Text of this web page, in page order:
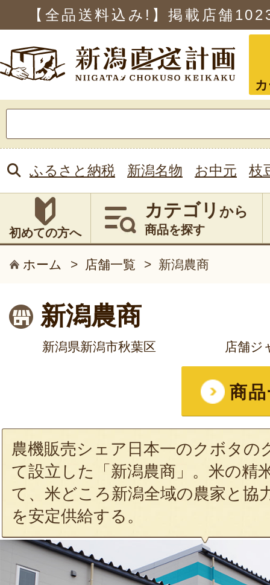
【全品送料込み!】掲載店舗
索:
ふるさと納税 新潟名物 お中元 枝
初めての方へ
カテゴリ から
商品を探す
ホーム > 店舗一覧 > 新潟農商
新潟農商
新潟県新潟市秋葉区 店舗ジ
商
農機販売シェア日本一のクボタの
て設立した「新潟農商」。米の精
て、米どころ新潟全域の農家と協
を安定供給する。